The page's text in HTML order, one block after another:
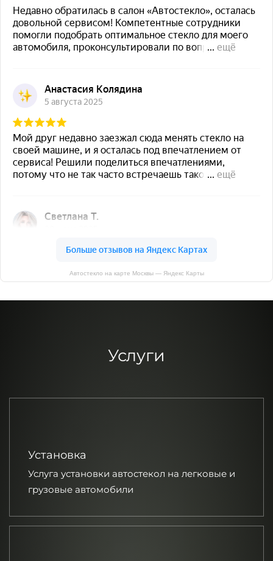
Автостекло на карте Москвы — Яндекс Карты
Услуги
Установка
Услуга установки автостекол на легковые и
грузовые автомобили